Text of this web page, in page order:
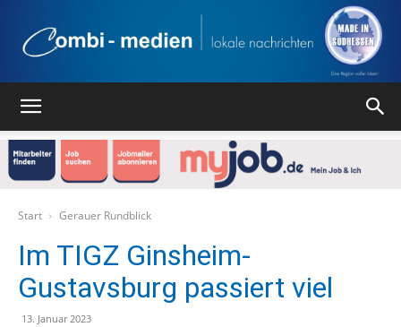
Verlag
Start Gerauer Rundblick
Im TIGZ Ginsheim-
Gustavsburg passiert viel
13. Januar 2023